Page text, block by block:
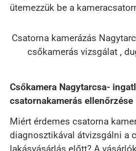
ütemezzük be a
Csatorna kamerázás
csőkamerás vizsgálat ,
Csőkamera Nagytarcsa-
csatornakamerás ellenőrzése
Miért érdemes csatorna
diagnosztikával átvizsgálni a